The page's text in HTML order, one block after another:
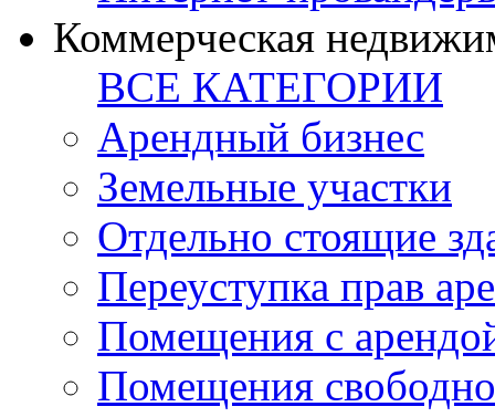
Коммерческая
ВСЕ КАТЕГОРИИ
Арендный бизнес
Земельные участки
Отдельно стоящие
Переуступка прав
Помещения с
Помещения